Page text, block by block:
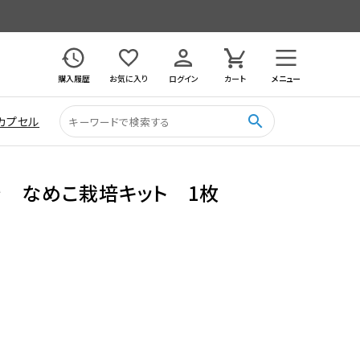
購入履歴
お気に入り ログイン カート メニュー
プセル search
なめこ栽培キット 1枚